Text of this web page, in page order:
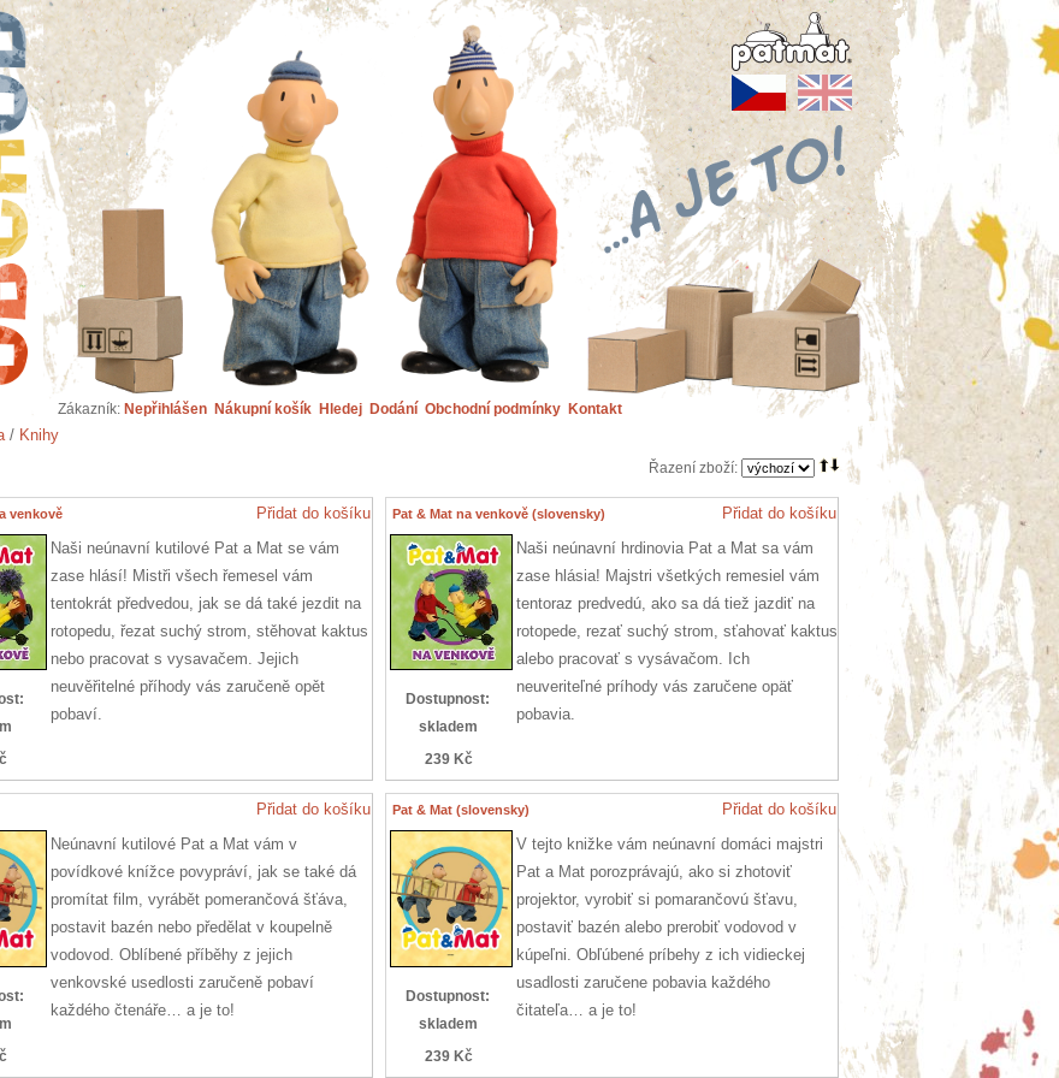
Zákazník: Nepřihlášen Nákupní košík Hledej Dodání Obchodní podmínky Kontakt
/ Knihy
Řazení zboží:
Přidat do košíku
venkově
Naši neúnavní kutilové Pat a Mat se vám
zase hlásí! Mistři všech řemesel vám
tentokrát předvedou, jak se dá také jezdit na
rotopedu, řezat suchý strom, stěhovat kaktus
nebo pracovat s vysavačem. Jejich
neuvěřitelné příhody vás zaručeně opět
pobaví.
Přidat do košíku
Pat & Mat na venkově (slovensky)
Dostupnost:
skladem
239 Kč
Naši neúnavní hrdinovia Pat a Mat sa vám
zase hlásia! Majstri všetkých remesiel vám
tentoraz predvedú, ako sa dá tiež jazdiť na
rotopede, rezať suchý strom, sťahovať kaktus
alebo pracovať s vysávačom. Ich
neuveriteľné príhody vás zaručene opäť
pobavia.
Přidat do košíku
Neúnavní kutilové Pat a Mat vám v
povídkové knížce povypráví, jak se také dá
promítat film, vyrábět pomerančová šťáva,
postavit bazén nebo předělat v koupelně
vodovod. Oblíbené příběhy z jejich
venkovské usedlosti zaručeně pobaví
každého čtenáře… a je to!
Přidat do košíku
Pat & Mat (slovensky)
Dostupnost:
skladem
239 Kč
V tejto knižke vám neúnavní domáci majstri
Pat a Mat porozprávajú, ako si zhotoviť
projektor, vyrobiť si pomarančovú šťavu,
postaviť bazén alebo prerobiť vodovod v
kúpeľni. Obľúbené príbehy z ich vidieckej
usadlosti zaručene pobavia každého
čitateľa… a je to!